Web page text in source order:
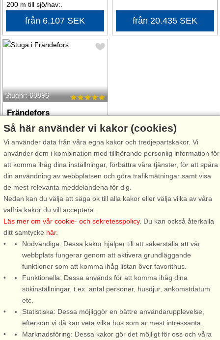
200 m till sjö/hav:.
från 6.107 SEK från 20.435 SEK
Stugnr: 60896
Frändefors
8 personer, 100 m²
från 8.608 SEK
Frändefors ligger vackert vid Vänern, omgiven av böljande åkrar och
skogsklädda höjder. Den lilla orten erbjuder en skön blandning av
lugn, natur och småskaligt samhällsliv, perfekt för dig som vill
uppleva det genuina Västergötland nära Vänern. Här kan du
promenera längs tysta landsvägar, cykla genom öppna fält och
skogar, eller ta en paus vid Vänerns stränder och njuta av
solnedgången över Sveriges största sjö. Naturen är alltid nära och
bjuder på möjligheter till fiske, båtliv och friluftsaktiviteter.
Frändefors bjuder också på kultur och historia, från gamla
byggnader och bymiljöer till lokala evenemang och hantverk som
speglar traktens välkomnande atmosfär. Låt vardagen saktar ner på
Så här använder vi kakor (cookies)
Vi använder data från våra egna kakor och tredjepartskakor. Vi
använder dem i kombination med tillhörande personlig information för
att komma ihåg dina inställningar, förbättra våra tjänster, för att spåra
din användning av webbplatsen och göra trafikmätningar samt visa
de mest relevanta meddelandena för dig.
Nedan kan du välja att säga ok till alla kakor eller välja vilka av våra
valfria kakor du vill acceptera.
Läs mer om vår cookie- och sekretesspolicy. Du kan också återkalla
ditt samtycke här.
Nödvändiga: Dessa kakor hjälper till att säkerställa att vår
webbplats fungerar genom att aktivera grundläggande
funktioner som att komma ihåg listan över favorithus.
Funktionella: Dessa används för att komma ihåg dina
sökinställningar, t.ex. antal personer, husdjur, ankomstdatum
etc.
Statistiska: Dessa möjliggör en bättre användarupplevelse,
eftersom vi då kan veta vilka hus som är mest intressanta.
Marknadsföring: Dessa kakor gör det möjligt för oss och våra